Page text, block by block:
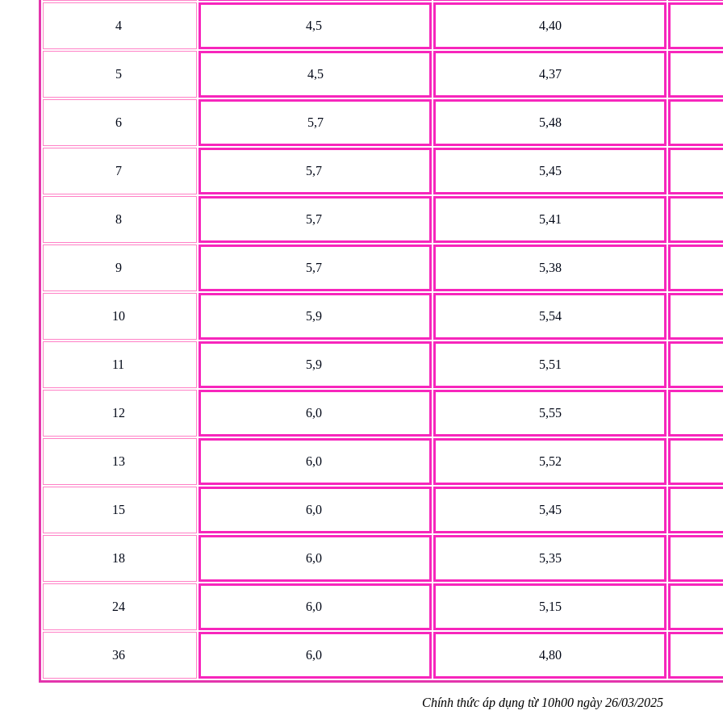
4 4,5 4,40
5 4,5 4,37
6 5,7 5,48
7 5,7 5,45
8 5,7 5,41
9 5,7 5,38
10 5,9 5,54
11 5,9 5,51
12 6,0 5,55
13 6,0 5,52
15 6,0 5,45
18 6,0 5,35
24 6,0 5,15
36 6,0 4,80
Chính thức áp dụng từ 10h00 ngày 26/03/2025